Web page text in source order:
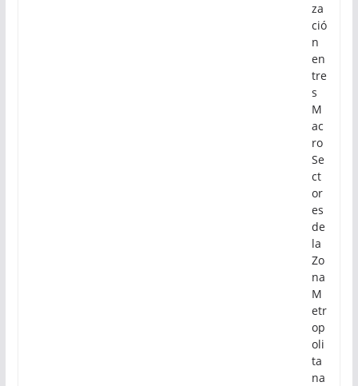
za
ció
n
en
tre
s
M
ac
ro
Se
ct
or
es
de
la
Zo
na
M
etr
op
oli
ta
na